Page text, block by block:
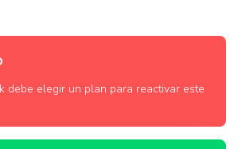
debe elegir un plan para reactivar este